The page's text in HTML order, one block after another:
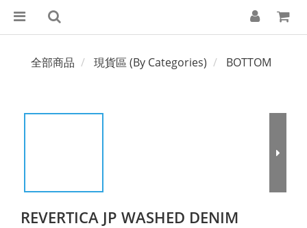
全部商品 現貨區 (By Categories) BOTTOM
REVERTICA JP WASHED DENIM